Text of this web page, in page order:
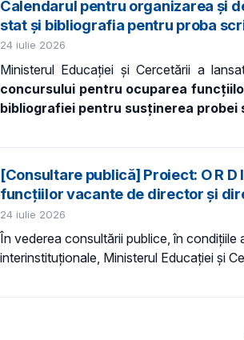
Calendarul pentru organizarea și
stat și bibliografia pentru proba
24 iulie 2026
Ministerul Educației și Cercetării a
concursului pentru ocuparea
bibliografiei pentru susținerea probei
[Consultare publică] Proiect: O R
funcțiilor vacante de director și
24 iulie 2026
În vederea consultării publice, în
interinstituționale, Ministerul Educaţiei și